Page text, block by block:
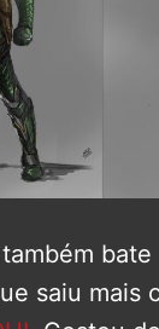
bate
saiu mais